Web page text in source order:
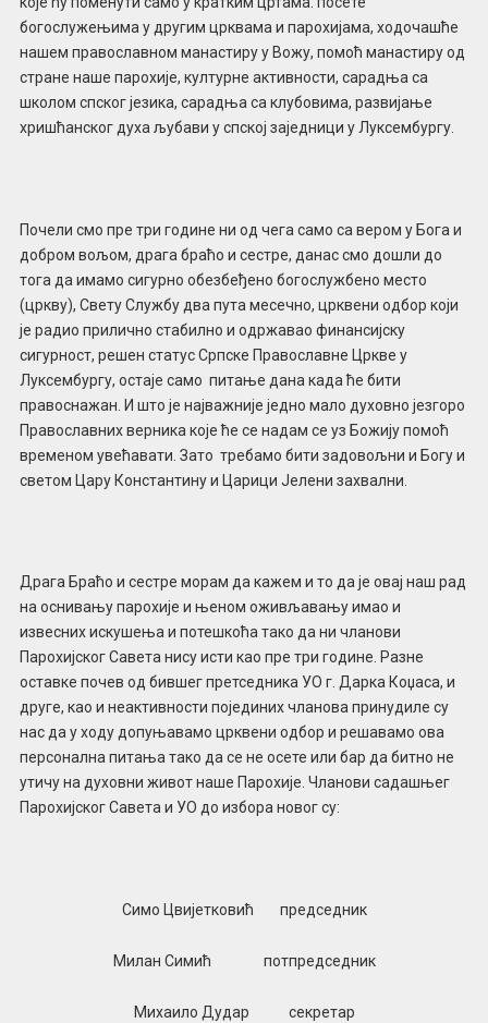
богослужењима у другим црквама и парохијама, ходочашће
нашем православном манастиру у Вожу, помоћ манастиру од
стране наше парохије, културне активности, сарадња са
школом спског језика, сарадња са клубовима, развијање
хришћанског духа љубави у спској заједници у Луксембургу.
Почели смо пре три године ни од чега само са вером у Бога и
добром вољом, драга браћо и сестре, данас смо дошли до
тога да имамо сигурно обезбеђено богослужбено место
(цркву), Свету Службу два пута месечно, црквени одбор који
је радио прилично стабилно и одржавао финансијску
сигурност, решен статус Српске Православне Цркве у
Луксембургу, остаје само питање дана када ће бити
правоснажан. И што је најважније једно мало духовно језгоро
Православних верника које ће се надам се уз Божију помоћ
временом увећавати. Зато требамо бити задовољни и Богу и
светом Цару Константину и Царици Јелени захвални.
Драга Браћо и сестре морам да кажем и то да је овај наш рад
на оснивању парохије и њеном оживљавању имао и
извесних искушења и потешкоћа тако да ни чланови
Парохијског Савета нису исти као пре три године. Разне
оставке почев од бившег претседника УО г. Дарка Коџаса, и
друге, као и неактивности појединих чланова принудиле су
нас да у ходу допуњавамо црквени одбор и решавамо ова
персонална питања тако да се не осете или бар да битно не
утичу на духовни живот наше Парохије. Чланови садашњег
Парохијског Савета и УО до избора новог су:
Симо Цвијетковић председник
Милан Симић потпредседник
Михаило Дудар секретар